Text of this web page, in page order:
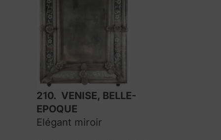
210. VENISE, BELLE-
EPOQUE
Elégant miroir